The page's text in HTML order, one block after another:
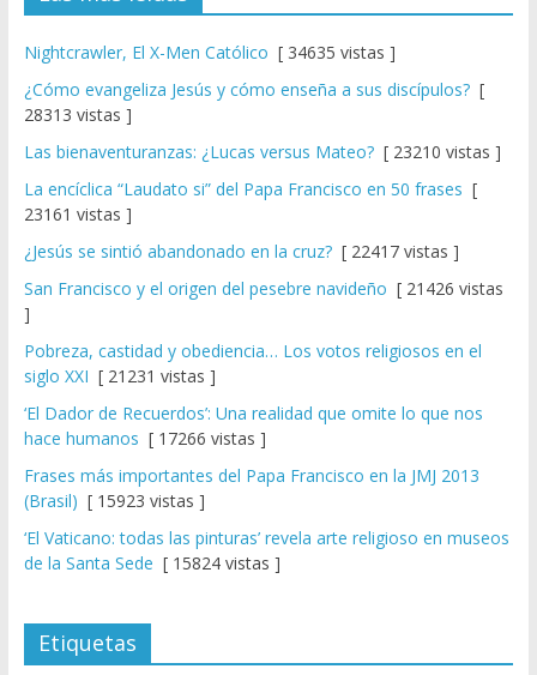
Nightcrawler, El X-Men Católico [ 34635 vistas ]
¿Cómo evangeliza Jesús y cómo enseña a sus discípulos?[
28313 vistas ]
Las bienaventuranzas: ¿Lucas versus Mateo?[ 23210 vistas ]
La encíclica “Laudato si” del Papa Francisco en 50 frases [
23161 vistas ]
¿Jesús se sintió abandonado en la cruz?[ 22417 vistas ]
San Francisco y el origen del pesebre navideño [ 21426 vistas
]
Pobreza, castidad y obediencia… Los votos religiosos en el
siglo XXI [ 21231 vistas ]
‘El Dador de Recuerdos’: Una realidad que omite lo que nos
hace humanos [ 17266 vistas ]
Frases más importantes del Papa Francisco en la JMJ 2013
(Brasil) [ 15923 vistas ]
‘El Vaticano: todas las pinturas’ revela arte religioso en museos
de la Santa Sede [ 15824 vistas ]
Etiquetas